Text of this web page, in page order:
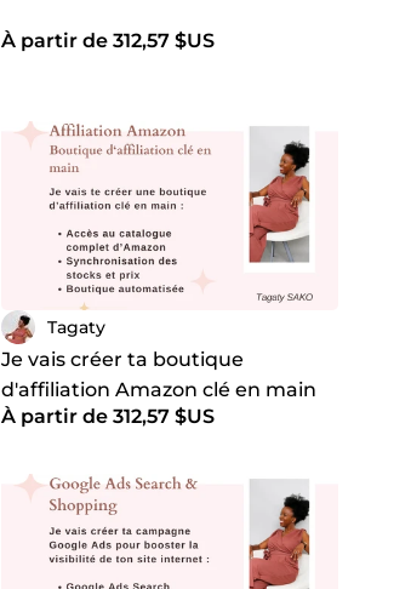
À partir de 312,57 $US
Tagaty
Je vais créer ta boutique
d'affiliation Amazon clé en main
À partir de 312,57 $US